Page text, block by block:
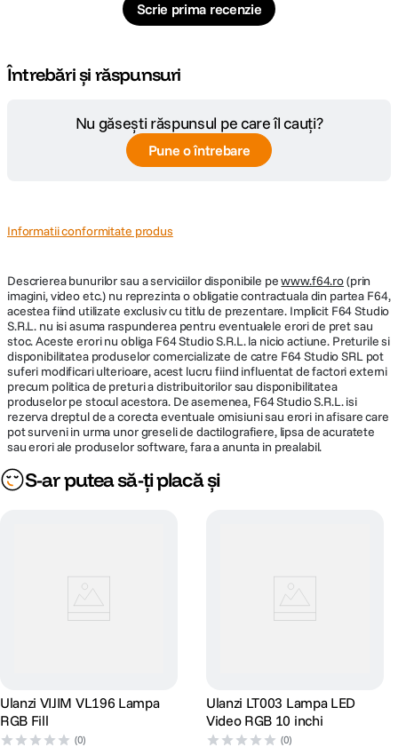
pozitionare creativa.
Filet universal de 1/4 inch: Compatibil cu majoritatea camerelor
Greutate redusa si portabilitate
sau 4 kg, in functie de pozitionare.
Inaltime reglabila : Segmentele picioarelor permit ajustarea rapida
Scrie prima recenzie
Întrebări și răspunsuri
Nu găsești răspunsul pe care îl cauți?
Pune o întrebare
Informatii conformitate produs
Descrierea bunurilor sau a serviciilor disponibile pewww.f64.ro(prin
imagini, video etc.) nu reprezinta o obligatie contractuala din partea F64,
acestea fiind utilizate exclusiv cu titlu de prezentare. Implicit F64 Studio
S.R.L. nu isi asuma raspunderea pentru eventualele erori de pret sau
stoc. Aceste erori nu obliga F64 Studio S.R.L. la nicio actiune. Preturile si
disponibilitatea produselor comercializate de catre F64 Studio SRL pot
suferi modificari ulterioare, acest lucru fiind influentat de factori externi
precum politica de preturi a distribuitorilor sau disponibilitatea
produselor pe stocul acestora. De asemenea, F64 Studio S.R.L. isi
rezerva dreptul de a corecta eventuale omisiuni sau erori in afisare care
pot surveni in urma unor greseli de dactilografiere, lipsa de acuratete
sau erori ale produselor software, fara a anunta in prealabil.
S-ar putea să-ți placă și
Ulanzi VIJIM VL196 Lampa
RGB Fill
(0)
Ulanzi LT003 Lampa LED
Video RGB 10 inchi
(0)